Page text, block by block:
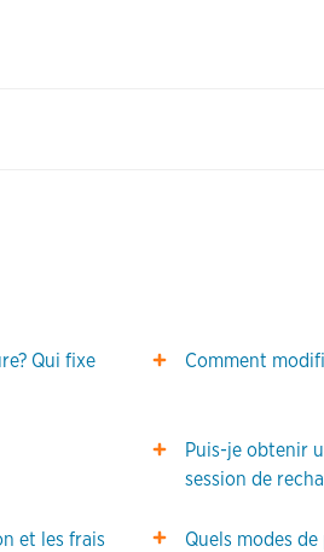
Qui fixe
Comment
Puis-je obtenir
session de
et les frais
Quels modes